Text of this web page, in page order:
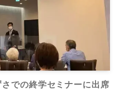
での終学セミナーに出席